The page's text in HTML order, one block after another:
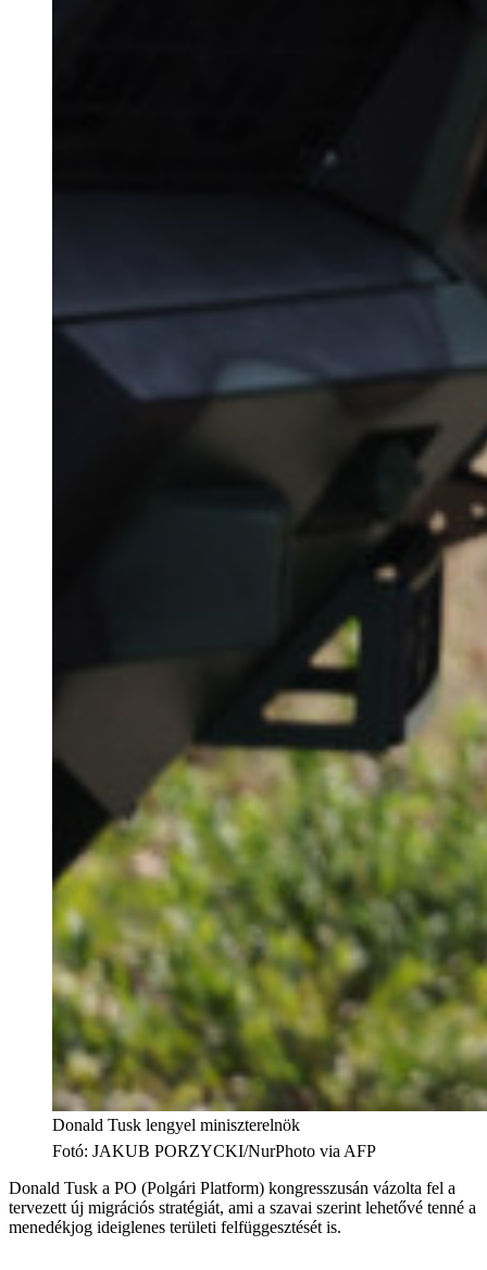
Donald Tusk lengyel miniszterelnök
Fotó: JAKUB PORZYCKI/NurPhoto via AFP
Donald Tusk a PO (Polgári Platform) kongresszusán vázolta fel a
tervezett új migrációs stratégiát, ami a szavai szerint lehetővé tenné a
menedékjog ideiglenes területi felfüggesztését is.